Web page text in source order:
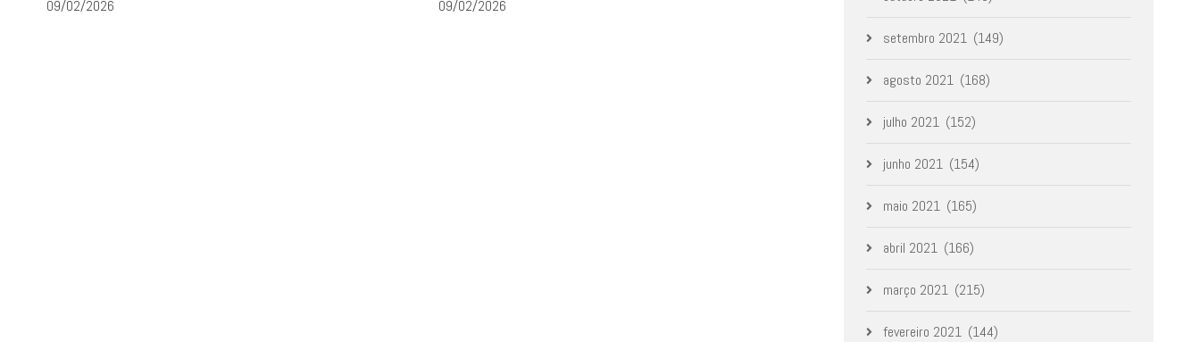
09/02/2026 09/02/2026
setembro 2021 (149)
agosto 2021 (168)
julho 2021 (152)
junho 2021 (154)
maio 2021 (165)
abril 2021 (166)
março 2021 (215)
fevereiro 2021 (144)